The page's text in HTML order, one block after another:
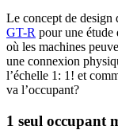
Le concept de design
GT-R pour une étude
où les machines
une connexion
l’échelle 1: 1! et
va l’occupant?
1 seul occupant